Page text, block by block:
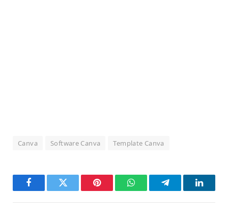
Canva Software Canva Template Canva
FacebookTwitter Pinterest WhatsAppTelegram